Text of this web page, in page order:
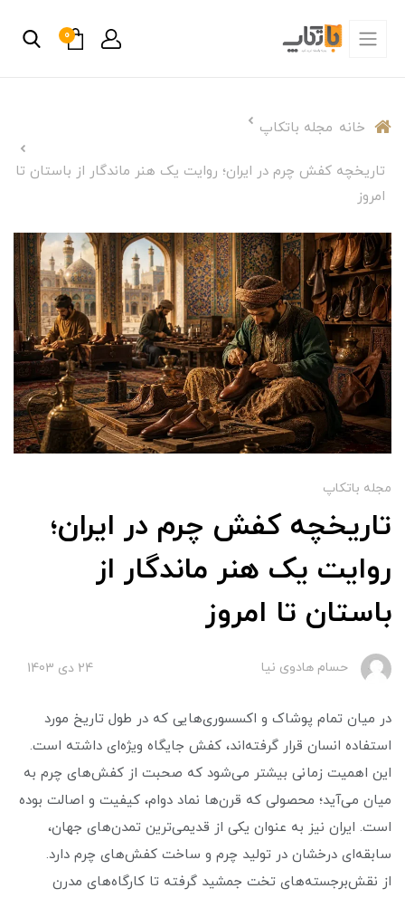
0
خانه مجله باتکاپ
تاریخچه کفش چرم در ایران؛ روایت یک هنر ماندگار از باستان تا
امروز
مجله باتکاپ
تاریخچه کفش چرم در ایران؛
روایت یک هنر ماندگار از
باستان تا امروز
حسام هادوی نیا 24 دی 1403
در میان تمام پوشاک و اکسسوری‌هایی که در طول تاریخ مورد
استفاده انسان قرار گرفته‌اند، کفش جایگاه ویژه‌ای داشته است.
این اهمیت زمانی بیشتر می‌شود که صحبت از کفش‌های چرم به
میان می‌آید؛ محصولی که قرن‌ها نماد دوام، کیفیت و اصالت بوده
است. ایران نیز به عنوان یکی از قدیمی‌ترین تمدن‌های جهان،
سابقه‌ای درخشان در تولید چرم و ساخت کفش‌های چرم دارد.
از نقش‌برجسته‌های تخت جمشید گرفته تا کارگاه‌های مدرن